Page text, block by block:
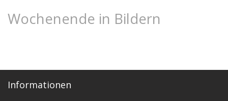
Wochenende in Bildern
Informationen